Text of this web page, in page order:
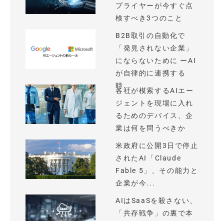
プライヤーが今すぐ点
検すべき3つのこと
B2B取引の自動化で
「発見されない企業」
にならないために ーAI
が自律的に連携する
時...
各社が模索するAIエー
ジェントを現場に入れ
るためのデバイス、企
業は何を問うべきか
米政府に公開3日で停止
されたAI「Claude
Fable 5」、その能力と
企業が今...
AIはSaaSを殺さない、
「共存戦争」の裏で本